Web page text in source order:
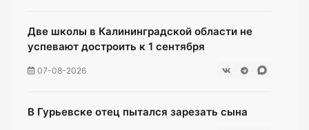
Две школы в Калининградской области не
успевают достроить к 1 сентября
07-08-2026
В Гурьевске отец пытался зарезать сына